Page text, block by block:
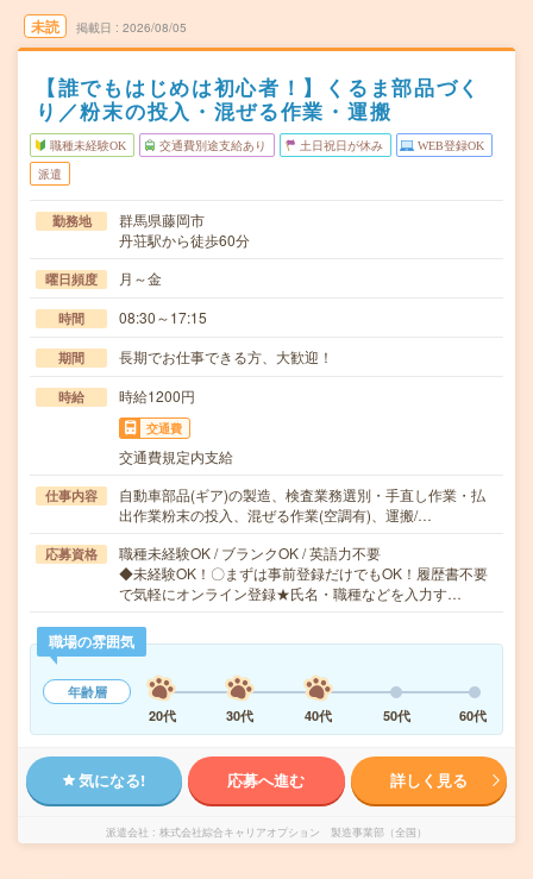
未読 掲載日 2026/08/05
【誰でもはじめは初心者！】くるま部品づく
り／粉末の投入・混ぜる作業・運搬
職種未経験OK 交通費別途支給あり 土日祝日が休み WEB登録OK
派遣
勤務地
群馬県藤岡市
丹荘駅から徒歩60分
曜日頻度 月～金
時間 08:30～17:15
期間 長期でお仕事できる方、大歓迎！
時給 時給1200円
交通費
交通費規定内支給
仕事内容
自動車部品(ギア)の製造、検査業務選別・手直し作業・払
出作業粉末の投入、混ぜる作業(空調有)、運搬/…
応募資格
職種未経験OK / ブランクOK / 英語力不要
◆未経験OK！〇まずは事前登録だけでもOK！履歴書不要
で気軽にオンライン登録★氏名・職種などを入力す…
職場の雰囲気
年齢層
20代
30代 40代 50代 60代
気になる! 応募へ進む 詳しく見る
派遣会社 株式会社綜合キャリアオプション 製造事業部（全国）